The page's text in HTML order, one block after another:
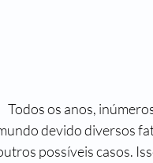
devido diversos
possíveis casos.